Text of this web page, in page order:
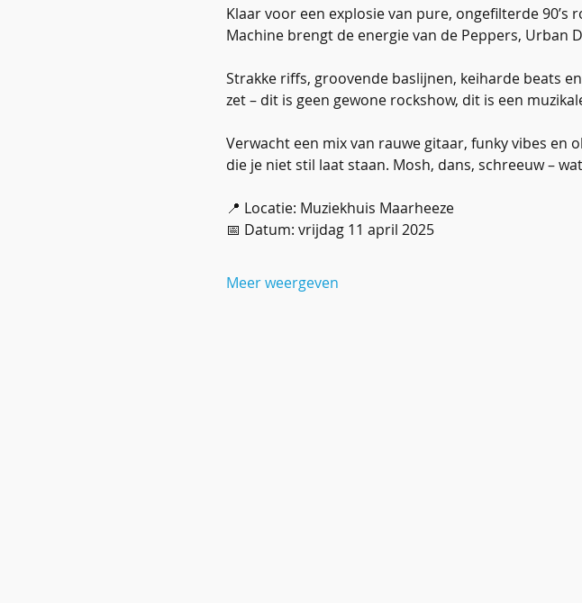
Klaar voor een explosie van pure, ongefilterde 90’s
Machine brengt de energie van de Peppers, Urban
Strakke riffs, groovende baslijnen, keiharde beats
zet – dit is geen gewone rockshow, dit is een
Verwacht een mix van rauwe gitaar, funky vibes
die je niet stil laat staan. Mosh, dans, schreeuw –
📍 Locatie: Muziekhuis Maarheeze
📅 Datum: vrijdag 11 april 2025
Meer weergeven